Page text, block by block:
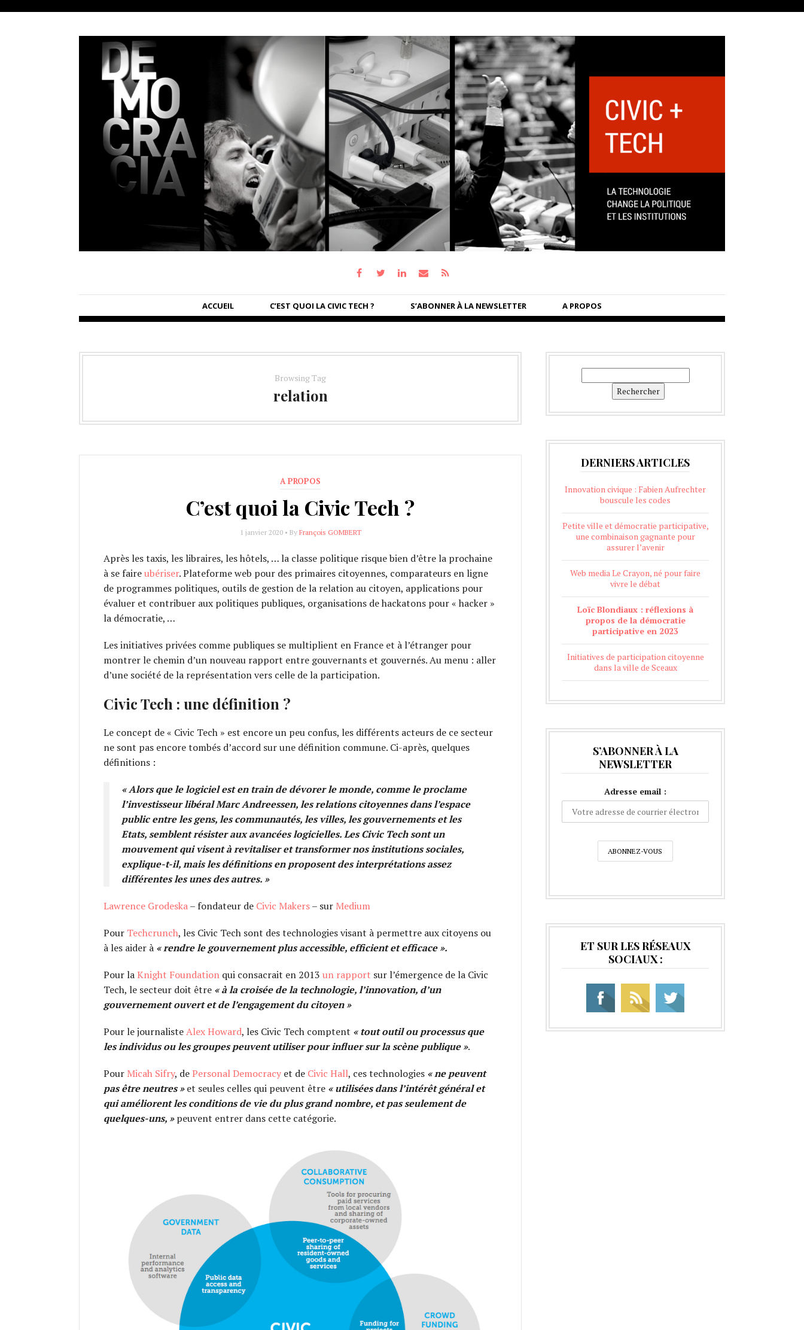
ACCUEIL C’EST QUOI LA CIVIC TECH ? S’ABONNER À LA NEWSLETTER A PROPOS
Browsing Tag
relation
A PROPOS
C’est quoi la Civic Tech ?
1 janvier 2020 • By François GOMBERT
Après les taxis, les libraires, les hôtels, … la classe politique risque bien d’être la prochaine
à se faireubériser. Plateforme web pour des primaires citoyennes, comparateurs en ligne
de programmes politiques, outils de gestion de la relation au citoyen, applications pour
évaluer et contribuer aux politiques publiques, organisations de hackatons pour « hacker »
la démocratie, …
Les initiatives privées comme publiques se multiplient en France et à l’étranger pour
montrer le chemin d’un nouveau rapport entre gouvernants et gouvernés. Au menu : aller
d’une société de la représentation vers celle de la participation.
Civic Tech : une définition ?
Le concept de « Civic Tech » est encore un peu confus, les différents acteurs de ce secteur
ne sont pas encore tombés d’accord sur une définition commune. Ci-après, quelques
définitions :
« Alors que le logiciel est en train de dévorer le monde, comme le proclame
l’investisseur libéral Marc Andreessen, les relations citoyennes dans l’espace
public entre les gens, les communautés, les villes, les gouvernements et les
Etats, semblent résister aux avancées logicielles. Les Civic Tech sont un
mouvement qui visent à revitaliser et transformer nos institutions sociales,
explique-t-il, mais les définitions en proposent des interprétations assez
différentes les unes des autres. »
Lawrence Grodeska– fondateur de Civic Makers– sur Medium
Pour Techcrunch, les Civic Tech sont des technologies visant à permettre aux citoyens ou
à les aider à «rendre le gouvernement plus accessible, efficient et efficace».
Pour laKnight Foundation qui consacrait en 2013 un rapport sur l’émergence de la Civic
Tech, le secteur doit être « à la croisée de la technologie, l’innovation, d’un
gouvernement ouvert et de l’engagement du citoyen »
Pour le journalisteAlex Howard, les Civic Tech comptent «tout outil ou processus que
les individus ou les groupes peuvent utiliser pour influer sur la scène publique».
Pour Micah Sifry, dePersonal Democracy et de Civic Hall, ces technologies « ne peuvent
pas être neutres »et seules celles qui peuvent être « utilisées dans l’intérêt général et
qui améliorent les conditions de vie du plus grand nombre, et pas seulement de
quelques-uns, » peuvent entrer dans cette catégorie.
Rechercher
DERNIERS ARTICLES
Innovation civique : Fabien Aufrechter
bouscule les codes
Petite ville et démocratie participative,
une combinaison gagnante pour
assurer l’avenir
Web media Le Crayon, né pour faire
vivre le débat
Loïc Blondiaux : réflexions à
propos de la démocratie
participative en 2023
Initiatives de participation citoyenne
dans la ville de Sceaux
S’ABONNER À LA
NEWSLETTER
Adresse email :
ET SUR LES RÉSEAUX
SOCIAUX :